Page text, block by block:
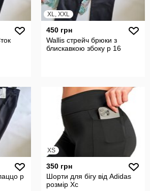
XL, XXL
450 грн
Wallis стрейч брюки з
блискавкою збоку р 16
р
XS
350 грн
Шорти для бігу від Adidas
розмір Хс